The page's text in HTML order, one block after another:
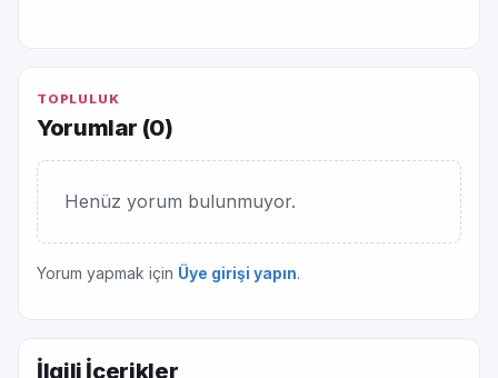
TOPLULUK
Yorumlar (0)
Henüz yorum bulunmuyor.
Yorum yapmak için Üye girişi yapın.
İlgili İçerikler